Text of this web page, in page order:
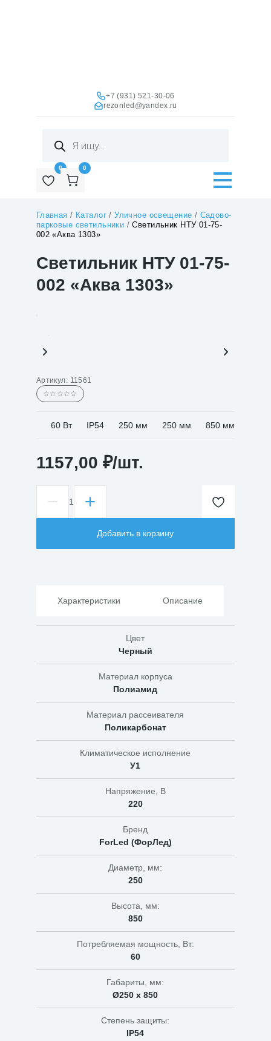
+7 (931) 521-30-06
rezonled@yandex.ru
товаров
0 0
Главная / Каталог/Уличное освещение / Садово-
парковые светильники /Светильник НТУ 01-75-
002 «Аква 1303»
Светильник НТУ 01-75-
002 «Аква 1303»
Артикул: 11561
☆☆☆☆☆
60 Вт IP54 250 мм 250 мм 850 мм
1157,00 ₽/шт.
Количество
товара
01-
1
Добавить в корзину
Характеристики Описание
Цвет
Черный
Материал корпуса
Полиамид
Материал рассеивателя
Поликарбонат
Климатическое исполнение
У1
Напряжение, В
220
Бренд
ForLed (ФорЛед)
Диаметр, мм:
250
Высота, мм:
850
Потребляемая мощность, Вт:
60
Габариты, мм:
Ø250 х 850
Степень защиты:
IP54